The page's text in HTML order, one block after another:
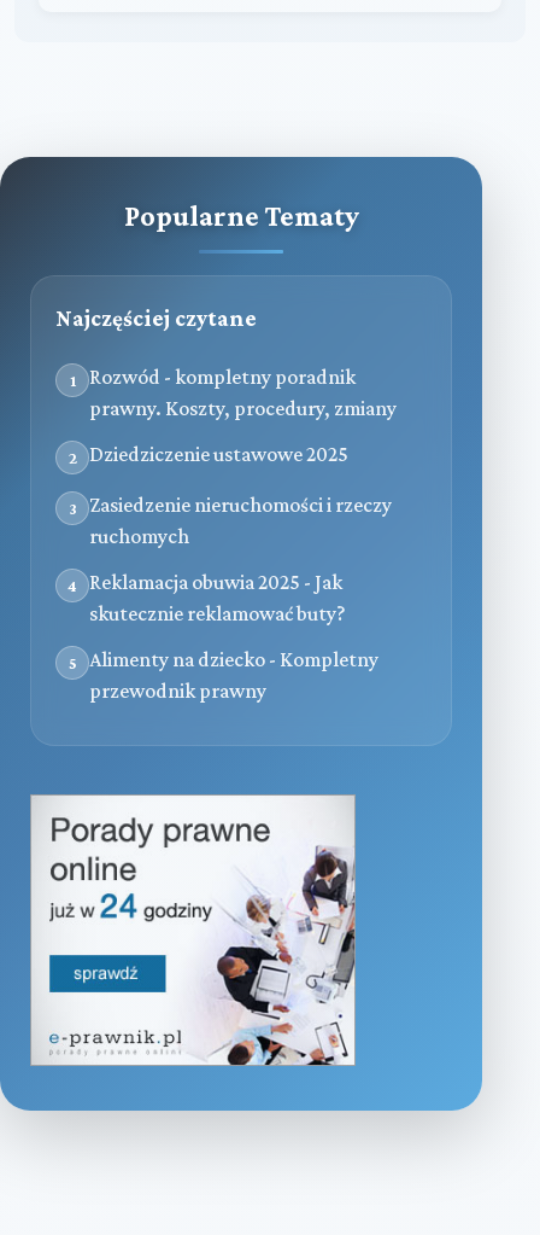
Popularne Tematy
Najczęściej czytane
1
Rozwód - kompletny poradnik
prawny. Koszty, procedury, zmiany
2 Dziedziczenie ustawowe 2025
3
Zasiedzenie nieruchomości i rzeczy
ruchomych
4
Reklamacja obuwia 2025 - Jak
skutecznie reklamować buty?
5
Alimenty na dziecko - Kompletny
przewodnik prawny